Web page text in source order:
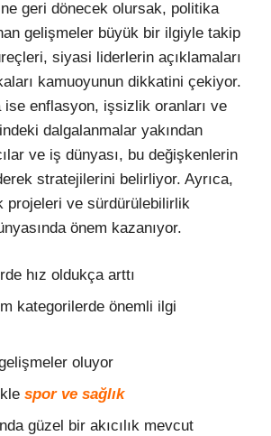
geri dönecek olursak, politika
gelişmeler büyük bir ilgiyle takip
siyasi liderlerin açıklamaları
kamuoyunun dikkatini çekiyor.
ise enflasyon, işsizlik oranları ve
dalgalanmalar yakından
ve iş dünyası, bu değişkenlerin
stratejilerini belirliyor. Ayrıca,
projeleri ve sürdürülebilirlik
önem kazanıyor.
hız oldukça arttı
kategorilerde önemli ilgi
oluyor
spor ve sağlık
güzel bir akıcılık mevcut